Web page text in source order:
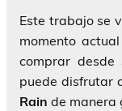
Este trabajo se
momento
comprar desde
puede disfrutar
Rain de manera